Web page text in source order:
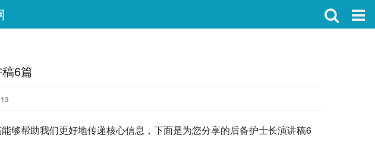
6篇
够帮助我们更好地传递核心信息，下面是为您分享的后备护士长演讲稿6